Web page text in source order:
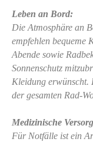
Leben an Bord:
Die Atmosphäre an
empfehlen bequeme
Abende sowie
Sonnenschutz
Kleidung erwünscht.
der gesamten Rad-
Medizinische
Für Notfälle ist ein